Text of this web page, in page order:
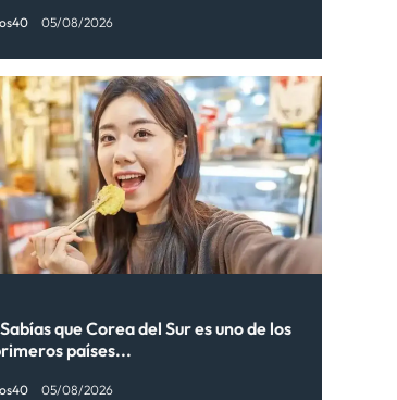
05/08/2026
que Corea del Sur es uno de los
países...
05/08/2026